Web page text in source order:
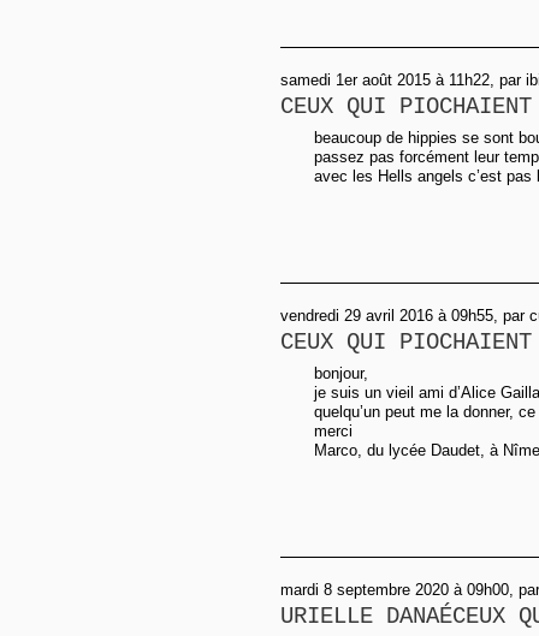
samedi 1er août 2015 à 11h22, par
CEUX QUI PIOCHAIENT
beaucoup de hippies se sont
passez pas forcément leur
avec les Hells angels c’est
vendredi 29 avril 2016 à 09h55, par
CEUX QUI PIOCHAIENT
bonjour,
je suis un vieil ami d’Alice
quelqu’un peut me la donner,
merci
Marco, du lycée Daudet, à
mardi 8 septembre 2020 à 09h00,
URIELLE DANAÉCEUX